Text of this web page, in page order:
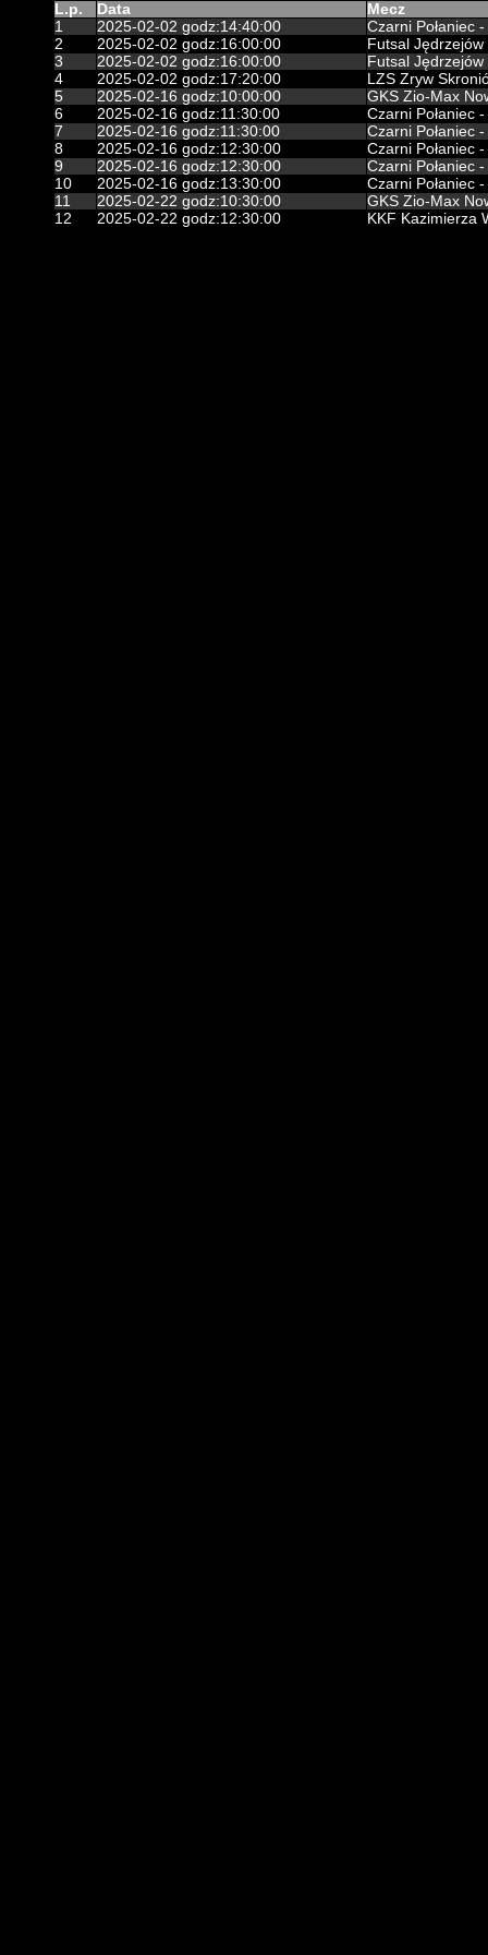
L.p. Data
Mecz
1
2025-02-02 godz:14:40:00
Czarni Połaniec
2
2025-02-02 godz:16:00:00
Futsal Jędrzejów
3
2025-02-02 godz:16:00:00
Futsal Jędrzejów
4
2025-02-02 godz:17:20:00
LZS Zryw
5
2025-02-16 godz:10:00:00
GKS Zio-Max
6
2025-02-16 godz:11:30:00
Czarni Połaniec
7
2025-02-16 godz:11:30:00
Czarni Połaniec
8
2025-02-16 godz:12:30:00
Czarni Połaniec
9
2025-02-16 godz:12:30:00
Czarni Połaniec
10
2025-02-16 godz:13:30:00
Czarni Połaniec
11
2025-02-22 godz:10:30:00
GKS Zio-Max
12
2025-02-22 godz:12:30:00 KKF Kazimierza